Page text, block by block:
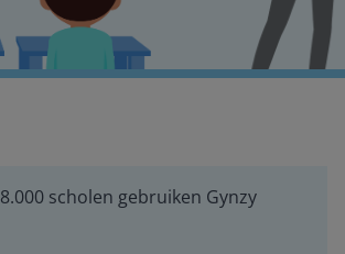
8.000 scholen gebruiken Gynzy